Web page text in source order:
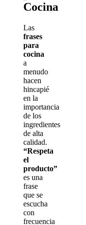
Cocina
Las
frases
para
cocina
a
menudo
hacen
hincapié
en la
importancia
de los
ingredientes
de alta
calidad.
“Respeta
el
producto”
es una
frase
que se
escucha
con
frecuencia